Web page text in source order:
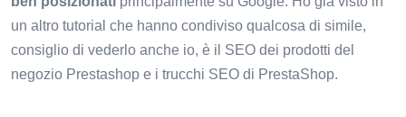
un altro tutorial che hanno condiviso qualcosa di simile,
consiglio di vederlo anche io, è il SEO dei prodotti del
negozio Prestashop e i trucchi SEO di PrestaShop.